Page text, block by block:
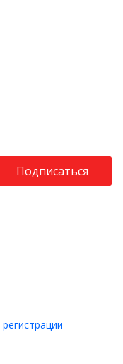
Подписаться
регистрации